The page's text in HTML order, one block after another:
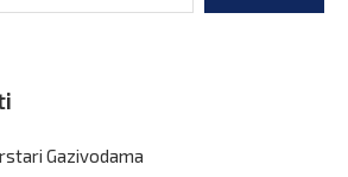
Gazivodama